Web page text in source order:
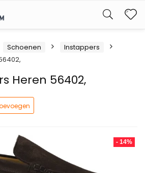
Schoenen
Instappers
Heren 56402,
- 14%